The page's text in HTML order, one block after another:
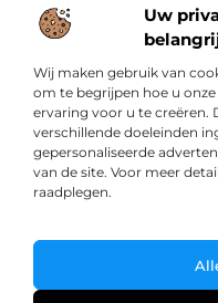
Uw
Wij maken gebruik van
om te begrijpen hoe u
ervaring voor u te creëren.
verschillende doeleinden
gepersonaliseerde
van de site. Voor meer
raadplegen.
een breed scala
dagelijks
Onze informatie
Bericht categorie